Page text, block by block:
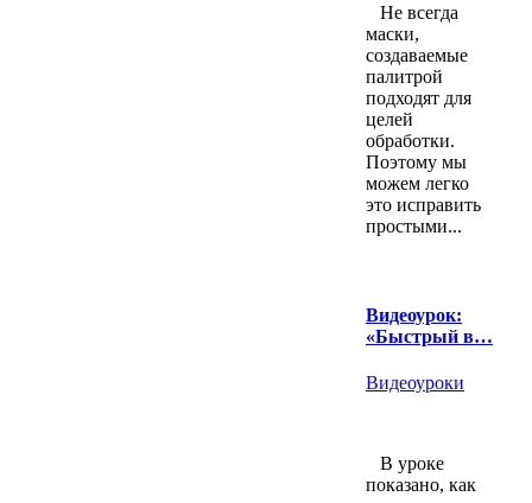
Не всегда
маски,
создаваемые
палитрой
подходят для
целей
обработки.
Поэтому мы
можем легко
это исправить
простыми...
Видеоурок:
«Быстрый в…
Видеоуроки
В уроке
показано, как